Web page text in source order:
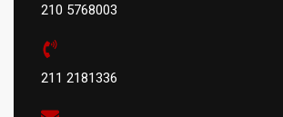
210 5768003
211 2181336